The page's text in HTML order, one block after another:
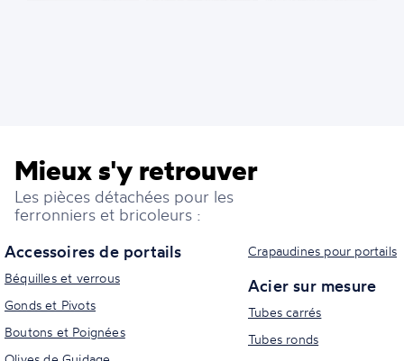
Mieux s'y retrouver
Les pièces détachées pour les
ferronniers et bricoleurs :
Accessoires de portails
Béquilles et verrous
Gonds et Pivots
Boutons et Poignées
Crapaudines pour portails
Acier sur mesure
Tubes carrés
Tubes ronds